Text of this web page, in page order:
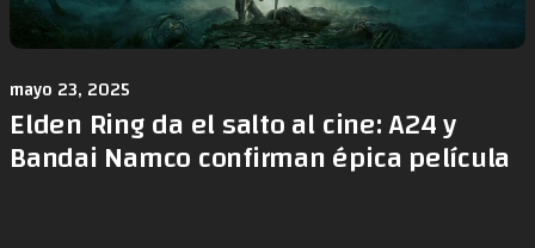
mayo 23, 2025
Elden Ring da el salto al cine: A24 y
Bandai Namco confirman épica película